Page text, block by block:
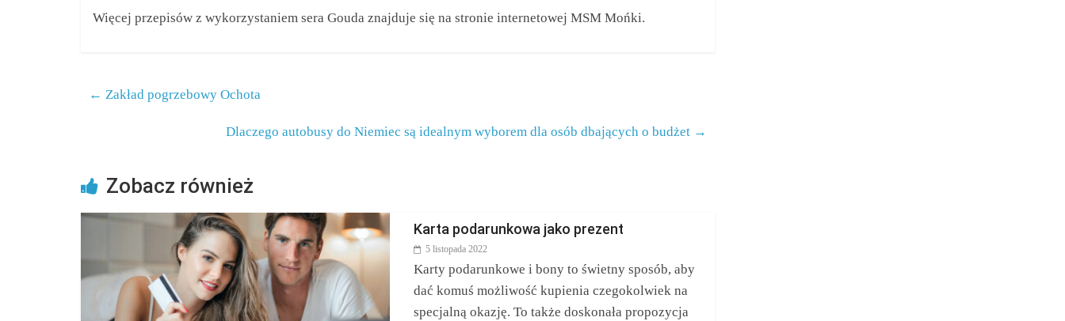
Więcej przepisów z wykorzystaniem sera Gouda znajduje się na stronie internetowej MSM Mońki.
← Zakład pogrzebowy Ochota
Dlaczego autobusy do Niemiec są idealnym wyborem dla osób dbających o budżet →
Zobacz również
Karta podarunkowa jako prezent
5 listopada 2022
Karty podarunkowe i bony to świetny sposób, aby
dać komuś możliwość kupienia czegokolwiek na
specjalną okazję. To także doskonała propozycja